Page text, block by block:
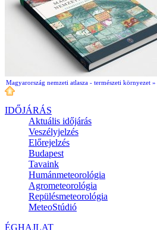
Magyarország nemzeti atlasza - természeti környezet »
IDŐJÁRÁS
Aktuális időjárás
Veszélyjelzés
Előrejelzés
Budapest
Tavaink
Humánmeteorológia
Agrometeorológia
Repülésmeteorológia
MeteoStúdió
ÉGHAJLAT